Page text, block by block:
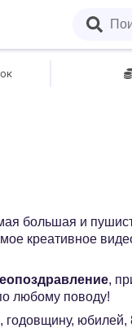
большая и
креативное
,
любому поводу!
годовщину,